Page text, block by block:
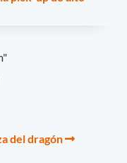
del dragón